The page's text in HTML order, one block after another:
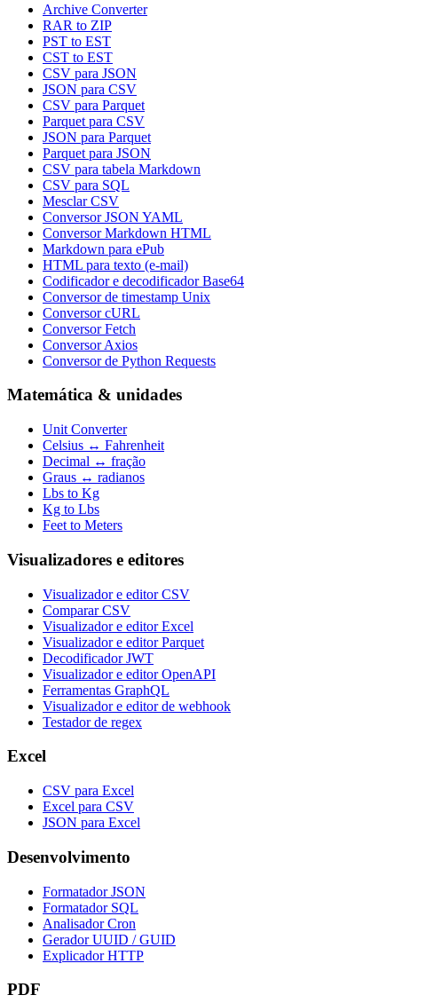
Archive Converter
RAR to ZIP
PST to EST
CST to EST
CSV para JSON
JSON para CSV
CSV para Parquet
Parquet para CSV
JSON para Parquet
Parquet para JSON
CSV para tabela Markdown
CSV para SQL
Mesclar CSV
Conversor JSON YAML
Conversor Markdown HTML
Markdown para ePub
HTML para texto (e-mail)
Codificador e decodificador Base64
Conversor de timestamp Unix
Conversor cURL
Conversor Fetch
Conversor Axios
Conversor de Python Requests
Matemática & unidades
Unit Converter
Celsius ↔ Fahrenheit
Decimal ↔ fração
Graus ↔ radianos
Lbs to Kg
Kg to Lbs
Feet to Meters
Visualizadores e editores
Visualizador e editor CSV
Comparar CSV
Visualizador e editor Excel
Visualizador e editor Parquet
Decodificador JWT
Visualizador e editor OpenAPI
Ferramentas GraphQL
Visualizador e editor de webhook
Testador de regex
Excel
CSV para Excel
Excel para CSV
JSON para Excel
Desenvolvimento
Formatador JSON
Formatador SQL
Analisador Cron
Gerador UUID / GUID
Explicador HTTP
PDF